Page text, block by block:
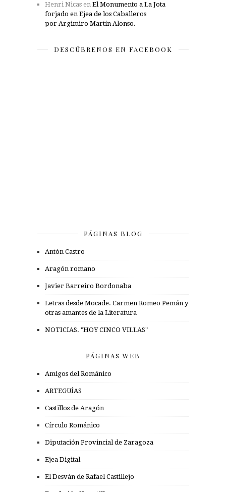
Henri Nicas en El Monumento a La Jota
forjado en Ejea de los Caballeros
por Argimiro Martín Alonso.
DESCÚBRENOS EN FACEBOOK
PÁGINAS BLOG
Antón Castro
Aragón romano
Javier Barreiro Bordonaba
Letras desde Mocade. Carmen Romeo Pemán y
otras amantes de la Literatura
NOTICIAS. "HOY CINCO VILLAS"
PÁGINAS WEB
Amigos del Románico
ARTEGUÍAS
Castillos de Aragón
Círculo Románico
Diputación Provincial de Zaragoza
Ejea Digital
El Desván de Rafael Castillejo